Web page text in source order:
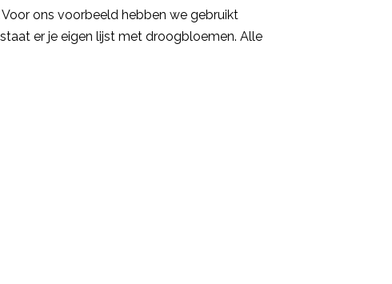
ons voorbeeld hebben we gebruikt
er je eigen lijst met droogbloemen. Alle